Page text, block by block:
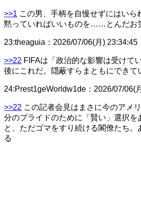
>>1 この男、手柄を自慢せずにはいら
黙っていればいいものを……とんだお
23:theaguia ： 2026/07/06(月) 23:34:45
>>22 FIFAは「政治的な影響は受けて
後にこれだ。隠蔽すらまともにできて
24:Prest1geWorldw1de ： 2026/07/06(
>>22 この記者会見はまさに今のアメ
分のプライドのために「賢い」選択を
と、ただゴマをすり続ける閣僚たち
る